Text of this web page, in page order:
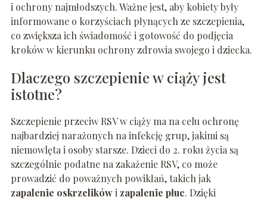
i ochrony najmłodszych. Ważne jest, aby kobiety były
informowane o korzyściach płynących ze szczepienia,
co zwiększa ich świadomość i gotowość do podjęcia
kroków w kierunku ochrony zdrowia swojego i dziecka.
Dlaczego szczepienie w ciąży jest
istotne?
Szczepienie przeciw RSV w ciąży ma na celu ochronę
najbardziej narażonych na infekcję grup, jakimi są
niemowlęta i osoby starsze. Dzieci do 2. roku życia są
szczególnie podatne na zakażenie RSV, co może
prowadzić do poważnych powikłań, takich jak
zapalenie oskrzelikówi zapalenie płuc. Dzięki